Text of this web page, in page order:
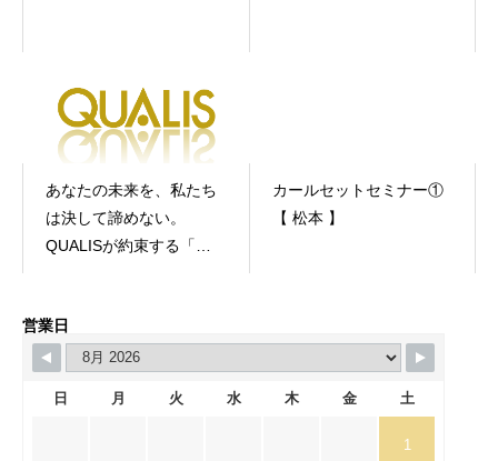
あなたの未来を、私たち
は決して諦めない。
QUALISが約束する「必
カールセットセミナー①
【 松本 】
営業日
日 月 火 水 木 金 土
1